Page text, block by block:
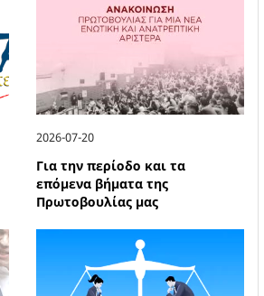
2026-07-20
Για την περίοδο και τα
επόμενα βήματα της
Πρωτοβουλίας μας